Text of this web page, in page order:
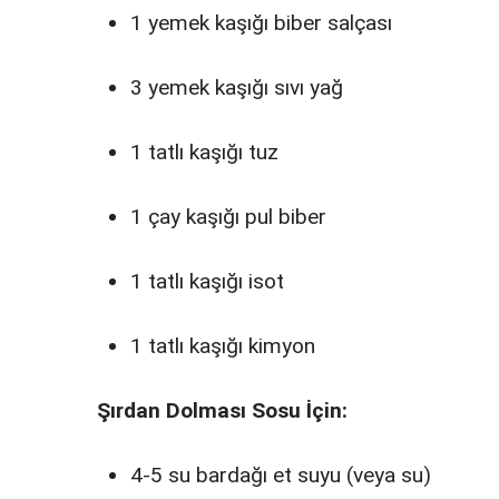
1 yemek kaşığı biber salçası
3 yemek kaşığı sıvı yağ
1 tatlı kaşığı tuz
1 çay kaşığı pul biber
1 tatlı kaşığı isot
1 tatlı kaşığı kimyon
Şırdan Dolması Sosu İçin:
4-5 su bardağı et suyu (veya su)